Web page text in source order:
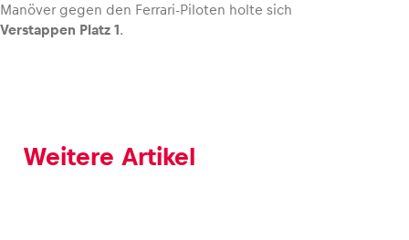
Manöver gegen den Ferrari-Piloten holte sich
Verstappen Platz 1 .
Weitere Artikel